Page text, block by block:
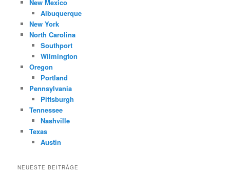
New Mexico
Albuquerque
New York
North Carolina
Southport
Wilmington
Oregon
Portland
Pennsylvania
Pittsburgh
Tennessee
Nashville
Texas
Austin
NEUESTE BEITRÄGE